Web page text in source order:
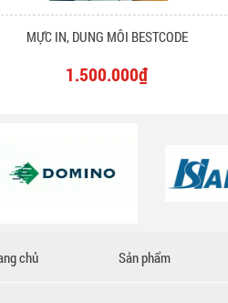
MỰC IN, DUNG MÔI BESTCODE
1.500.000₫
chủ Sản phẩm